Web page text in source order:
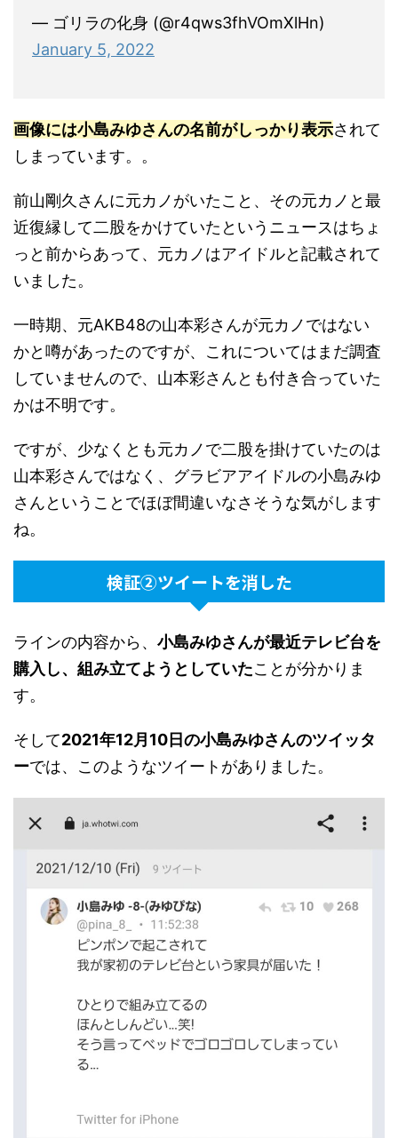
— ゴリラの化身 (@r4qws3fhVOmXlHn)
January 5, 2022
画像には小島みゆさんの名前がしっかり表示されて
しまっています。。
前山剛久さんに元カノがいたこと、その元カノと最
近復縁して二股をかけていたというニュースはちょ
っと前からあって、元カノはアイドルと記載されて
いました。
一時期、元AKB48の山本彩さんが元カノではない
かと噂があったのですが、これについてはまだ調査
していませんので、山本彩さんとも付き合っていた
かは不明です。
ですが、少なくとも元カノで二股を掛けていたのは
山本彩さんではなく、グラビアアイドルの小島みゆ
さんということでほぼ間違いなさそうな気がします
ね。
検証②ツイートを消した
ラインの内容から、 小島みゆさんが最近テレビ台を
購入し、組み立てようとしていたことが分かりま
す。
そして2021年12月10日の小島みゆさんのツイッタ
ーでは、このようなツイートがありました。